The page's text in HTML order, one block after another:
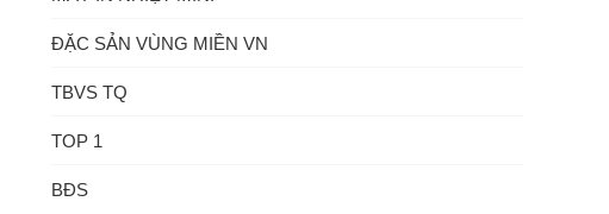
ĐẶC SẢN VÙNG MIỀN VN
TBVS TQ
TOP 1
BĐS